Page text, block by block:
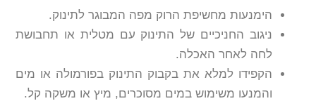
הימנעות מחשיפת הרוק מפה המבוגר לתינוק.
ניגוב החניכיים של התינוק עם מטלית או תחבושת
לחה לאחר האכלה.
הקפידו למלא את בקבוק התינוק בפורמולה או מים
והמנעו משימוש במים מסוכרים, מיץ או משקה קל.